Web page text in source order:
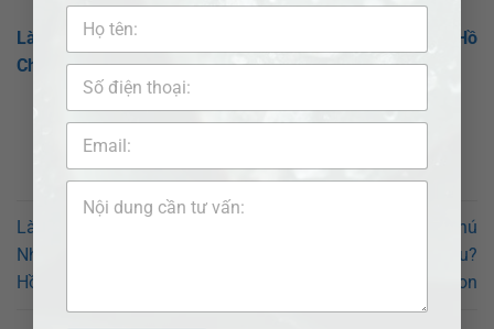
Làm Đơn Ly Hôn Tại Tòa Án Nhân Dân Sơ Thẩm Số 10- Hồ
Chí Minh
Làm Đơn Ly Hôn Tại Tòa Án
Nhân Dân Sơ Thẩm Số 18 –
Hồ Chí Minh
Địa chỉ trụ sở Phường Phú
Thuận sau sáp nhập ở đâu?
Luật sư giỏi Adb Saigon